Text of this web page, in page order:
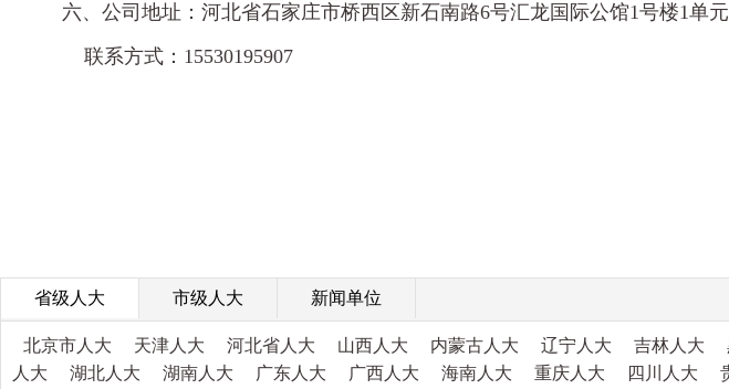
六、公司地址：河北省石家庄市桥西区新石南路6号汇龙国际公馆1号楼1单
联系方式：15530195907
省级人大 市级人大 新闻单位
北京市人大 天津人大 河北省人大 山西人大 内蒙古人大 辽宁人大 吉林人大
人大
湖北人大 湖南人大 广东人大 广西人大 海南人大 重庆人大 四川人大